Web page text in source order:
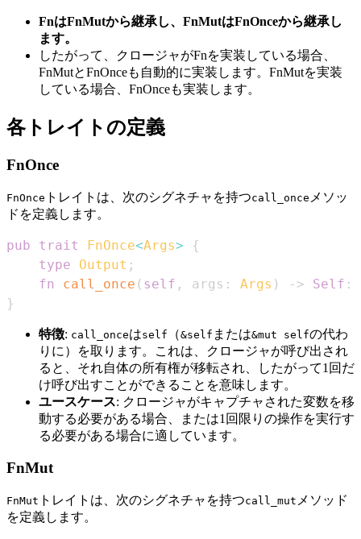
FnはFnMutから継承し、FnMutはFnOnceから継承し
ます。
したがって、クロージャがFnを実装している場合、
FnMutとFnOnceも自動的に実装します。FnMutを実装
している場合、FnOnceも実装します。
各トレイトの定義
FnOnce
FnOnce トレイトは、次のシグネチャを持つcall_once メソッ
ドを定義します。
pub trait FnOnce<Args>
{
type
Output ;
fn
call_once ( self , args : Args ) -> Self ::
}
特徴: call_onceはself （&self または&mut selfの代わ
りに）を取ります。これは、クロージャが呼び出され
ると、それ自体の所有権が移転され、したがって1回だ
け呼び出すことができることを意味します。
ユースケース: クロージャがキャプチャされた変数を移
動する必要がある場合、または1回限りの操作を実行す
る必要がある場合に適しています。
FnMut
FnMut トレイトは、次のシグネチャを持つcall_mut メソッド
を定義します。